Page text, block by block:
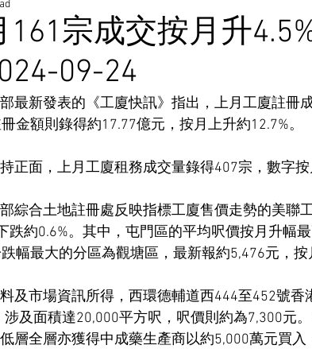
161宗成交按月升
09-24
最新發表的《工廈快訊》指出，上月工廈註冊
金額則錄得約17.77億元，按月上升約12.7%。
正面，上月工廈租務成交量錄得407宗，數字按
綜合土地註冊處反映指標工廈售價走勢的美聯
跌約0.6%。其中，屯門區的平均呎價按月升幅
幅最大的分區為觀塘區，最新報約5,476元，按
及市場資訊所得，西環德輔道西444至452號香
及面積達20,000平方呎，呎價則約為7,300元
層全層亦獲得中成藥生產商以約5,000萬元買入